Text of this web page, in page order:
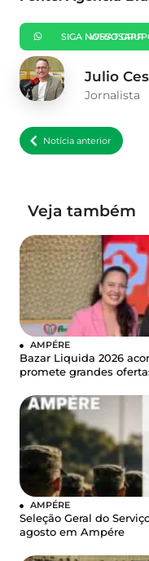
SIGA NOSSO GRUPO NO WHATSAPP
Julio
Jornalista
Notícia anterior
Veja também
AMPÉRE
Bazar Liquida 2026
promete grandes
AMPÉRE
Seleção Geral do
agosto em Ampére